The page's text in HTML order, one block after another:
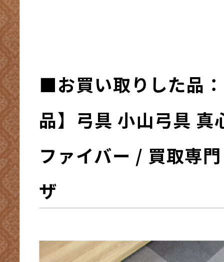
■お買い取りした品
品】弓具 小山弓具
ファイバー / 買取専
ザ